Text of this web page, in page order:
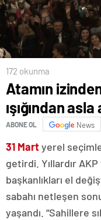
172 okunma
Atamın
ışığından
ABONE OL News
31 Martyerel
getirdi. Yıllardır
başkanlıkları el
sabahı netleşen
yaşandı. “Sahillere